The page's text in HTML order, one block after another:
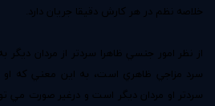
خلاصه نظم در هر كارش دقيقا جريان دارد.
از نظر امور جنسي ظاهرا سردتر از مردان
سرد مزاجي ظاهري است، به اين معني كه او
سردتر او مردان ديگر است و درغير صورت مي